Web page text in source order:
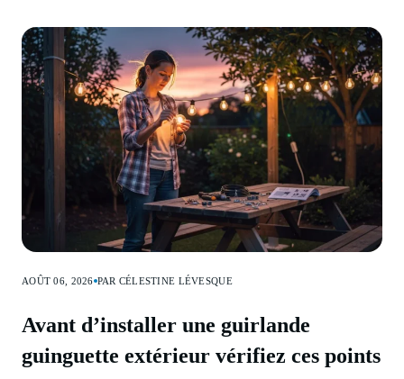
AOÛT 06, 2026 PAR CÉLESTINE LÉVESQUE
Avant d’installer une guirlande
guinguette extérieur vérifiez ces points